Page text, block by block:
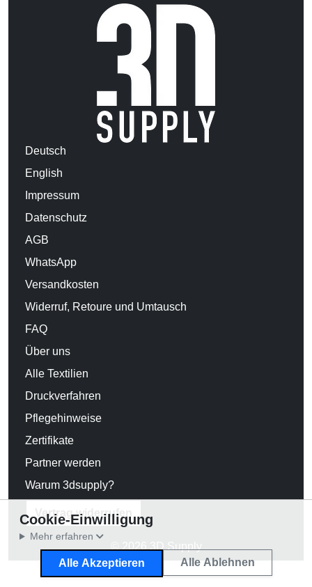
Deutsch
English
Impressum
Datenschutz
AGB
WhatsApp
Versandkosten
Widerruf, Retoure und Umtausch
FAQ
Über uns
Alle Textilien
Druckverfahren
Pflegehinweise
Zertifikate
Partner werden
Warum 3dsupply?
Vertrag widerrufen
© 2026 3D Supply
Cookie-Einwilligung
Mehr erfahren
Alle Akzeptieren Alle Ablehnen